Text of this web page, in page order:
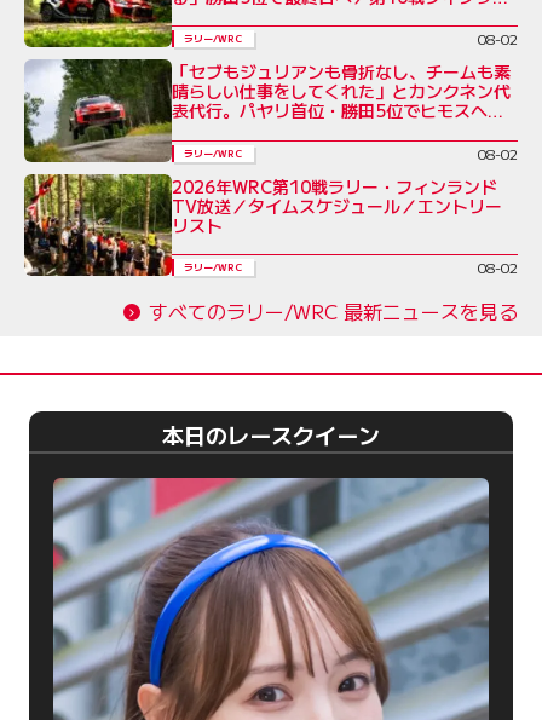
ラリー/WRC 08-02
「セブもジュリアンも骨折なし、チームも素
晴らしい仕事をしてくれた」とカンクネン代
表代行。パヤリ首位・勝田5位でヒモスへ／
ラリー/WRC 08-02
2026年WRC第10戦ラリー・フィンランド
TV放送／タイムスケジュール／エントリー
リスト
ラリー/WRC 08-02
すべてのラリー/WRC 最新ニュースを見る
本日のレースクイーン